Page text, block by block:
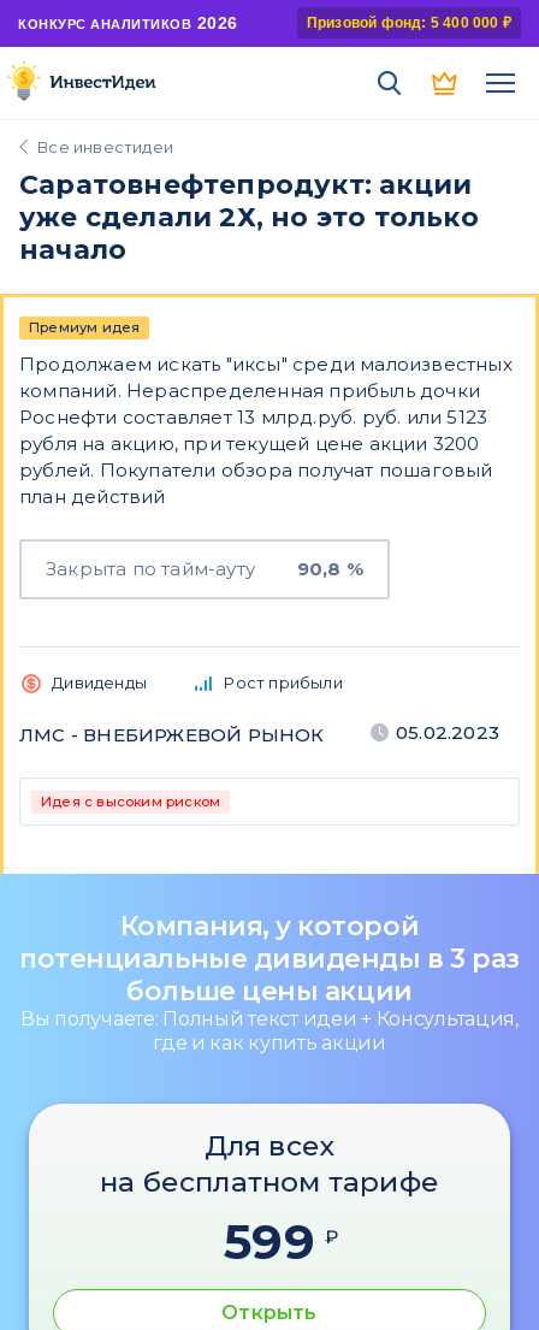
КОНКУРС АНАЛИТИКОВ 2026 Призовой фонд: 5 400 000 ₽
Все инвестидеи
Саратовнефтепродукт: акции
уже сделали 2Х, но это только
начало
Премиум идея
Продолжаем искать "иксы" среди малоизвестных
компаний. Нераспределенная прибыль дочки
Роснефти составляет 13 млрд.руб. руб. или 5123
рубля на акцию, при текущей цене акции 3200
рублей. Покупатели обзора получат пошаговый
план действий
Закрыта по тайм-ауту 90,8 %
Дивиденды Рост прибыли
ЛМС - ВНЕБИРЖЕВОЙ РЫНОК 05.02.2023
Идея с высоким риском
Компания, у которой
потенциальные дивиденды в 3 раз
больше цены акции
Вы получаете: Полный текст идеи + Консультация,
где и как купить акции
Для всех
на бесплатном тарифе
599 ₽
Открыть